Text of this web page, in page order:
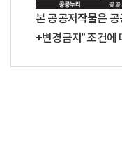
본 공공저작물은
+변경금지” 조건에